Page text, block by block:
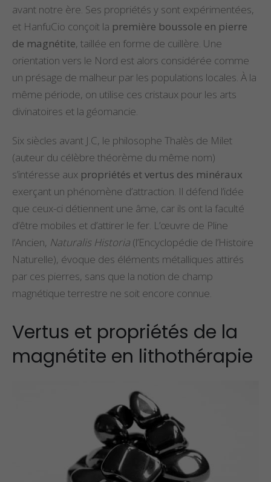
avant notre ère. Ses propriétés y sont expérimentées,
et HanfuCio conçoit la première boussole en pierre
de magnétite, taillée en forme de cuillère. Une
orientation vers le Nord est alors considérée comme
un présage de malheur par les populations locales. À la
même période, on utilise ces cristaux pour les arts
divinatoires et la géomancie.
Six siècles avant J.C, le philosophe Thalès de Milet
(auteur du célèbre théorème du même nom)
s’intéresse aux propriétés et vertus des minéraux
exerçant un phénomène d’attraction. Il défend l’idée
que ceux-ci détiennent une âme, car ils ont la faculté
d’être mobiles et d’attirer le fer. L’œuvre de Pline
l’Ancien, Naturalis Historia (l’Encyclopédie de l’Histoire
Naturelle), évoque des éléments métalliques attirés
par ces pierres, sans que la notion de champ
magnétique terrestre ne soit encore connue.
Vertus et propriétés de la
magnétite en lithothérapie